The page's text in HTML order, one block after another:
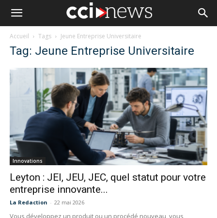
Accueil Tags Jeune Entreprise Universitaire
Tag: Jeune Entreprise Universitaire
Innovations
Leyton : JEI, JEU, JEC, quel statut pour votre
entreprise innovante...
La Redaction - 22 mai 2026